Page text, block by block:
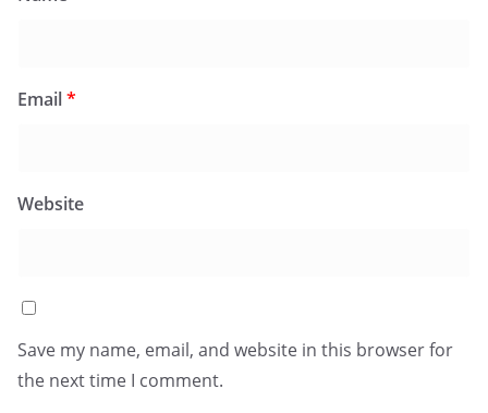
Email*
Website
Save my name, email, and website in this browser for
the next time I comment.